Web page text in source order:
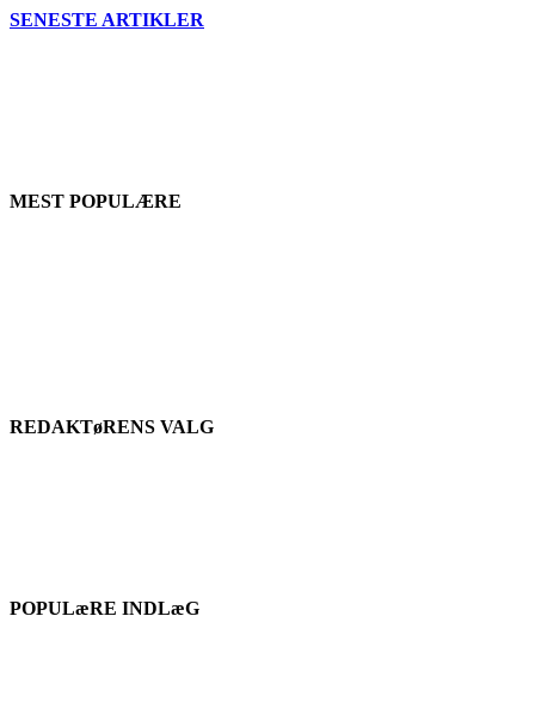
SENESTE ARTIKLER
MEST POPULÆRE
REDAKTøRENS VALG
POPULæRE INDLæG